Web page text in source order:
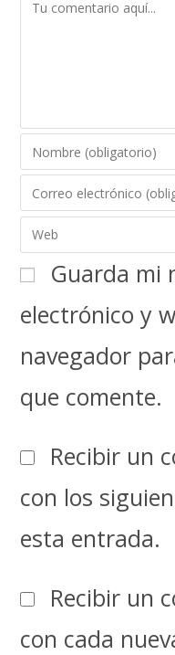
Guarda mi
electrónico y
navegador
que comente.
Recibir un
con los
esta entrada.
Recibir un
con cada